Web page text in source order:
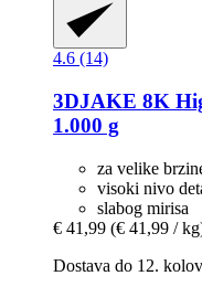
4.6 (14)
3DJAKE 8K
1.000 g
za velike
visoki nivo
slabog mirisa
€ 41,99 (€ 41,99 /
Dostava do 12.